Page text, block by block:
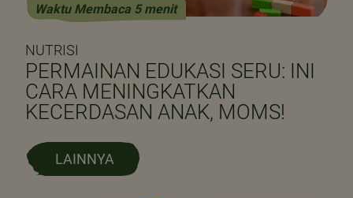
Waktu Membaca 5 menit
NUTRISI
PERMAINAN EDUKASI SERU: INI
CARA MENINGKATKAN
KECERDASAN ANAK, MOMS!
LAINNYA